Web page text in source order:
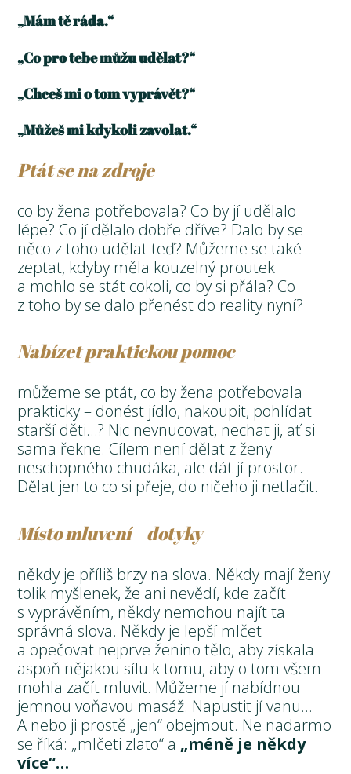
„Mám tě ráda.“
„Co pro tebe můžu udělat?“
„Chceš mi o tom vyprávět?“
„Můžeš mi kdykoli zavolat.“
Ptát se na zdroje
co by žena potřebovala? Co by jí udělalo
lépe? Co jí dělalo dobře dříve? Dalo by se
něco z toho udělat teď? Můžeme se také
zeptat, kdyby měla kouzelný proutek
a mohlo se stát cokoli, co by si přála? Co
z toho by se dalo přenést do reality nyní?
Nabízet praktickou pomoc
můžeme se ptát, co by žena potřebovala
prakticky – donést jídlo, nakoupit, pohlídat
starší děti…? Nic nevnucovat, nechat ji, ať si
sama řekne. Cílem není dělat z ženy
neschopného chudáka, ale dát jí prostor.
Dělat jen to co si přeje, do ničeho ji netlačit.
Místo mluvení – dotyky
někdy je příliš brzy na slova. Někdy mají ženy
tolik myšlenek, že ani nevědí, kde začít
s vyprávěním, někdy nemohou najít ta
správná slova. Někdy je lepší mlčet
a opečovat nejprve ženino tělo, aby získala
aspoň nějakou sílu k tomu, aby o tom všem
mohla začít mluvit. Můžeme jí nabídnou
jemnou voňavou masáž. Napustit jí vanu…
A nebo ji prostě „jen“ obejmout. Ne nadarmo
se říká: „mlčeti zlato“ a „méně je někdy
více“…